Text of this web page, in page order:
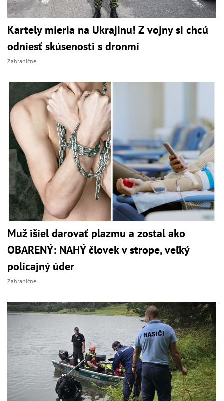
Kartely mieria na Ukrajinu! Z vojny si chcú
odniesť skúsenosti s dronmi
Zahraničné
Muž išiel darovať plazmu a zostal ako
OBARENÝ: NAHÝ človek v strope, veľký
policajný úder
Zahraničné